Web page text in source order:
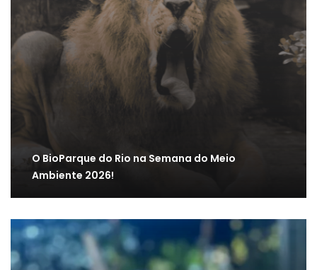
O BioParque do Rio na Semana do Meio
Ambiente 2026!